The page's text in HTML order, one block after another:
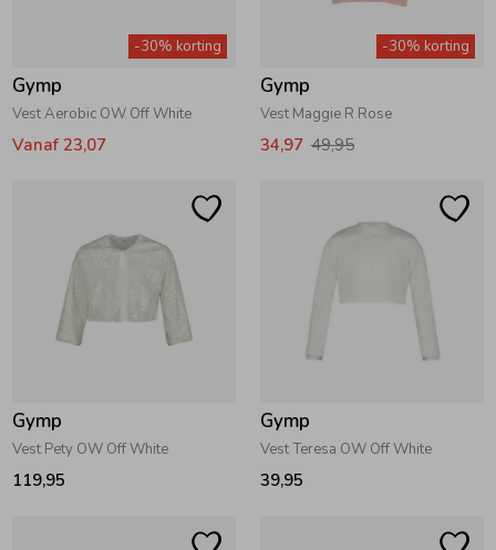
-30% korting
Gymp
Vest Aerobic OW Off White
Vanaf 23,07
-30% korting
Gymp
Vest Maggie R Rose
34,97 49,95
Gymp
Vest Pety OW Off White
119,95
Gymp
Vest Teresa OW Off White
39,95